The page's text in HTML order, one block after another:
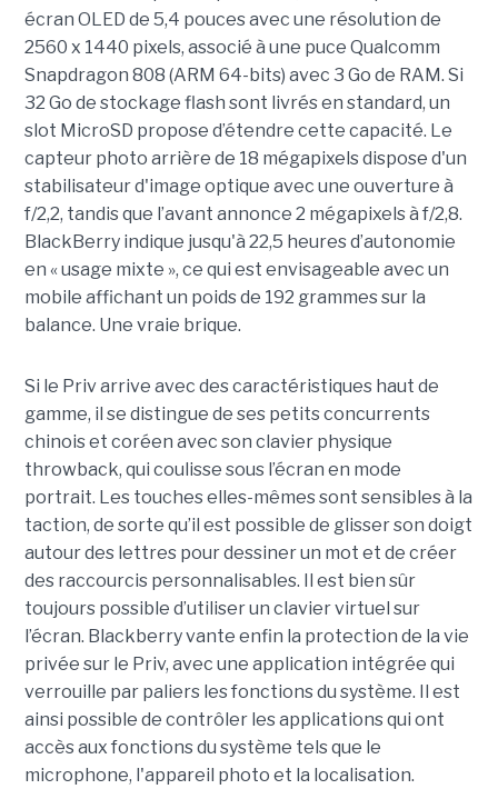
écran OLED de 5,4 pouces avec une résolution de
2560 x 1440 pixels, associé à une puce Qualcomm
Snapdragon 808 (ARM 64-bits) avec 3 Go de RAM. Si
32 Go de stockage flash sont livrés en standard, un
slot MicroSD propose d’étendre cette capacité. Le
capteur photo arrière de 18 mégapixels dispose d'un
stabilisateur d'image optique avec une ouverture à
f/2,2, tandis que l’avant annonce 2 mégapixels à f/2,8.
BlackBerry indique jusqu'à 22,5 heures d’autonomie
en « usage mixte », ce qui est envisageable avec un
mobile affichant un poids de 192 grammes sur la
balance. Une vraie brique.
Si le Priv arrive avec des caractéristiques haut de
gamme, il se distingue de ses petits concurrents
chinois et coréen avec son clavier physique
throwback, qui coulisse sous l’écran en mode
portrait. Les touches elles-mêmes sont sensibles à la
taction, de sorte qu’il est possible de glisser son doigt
autour des lettres pour dessiner un mot et de créer
des raccourcis personnalisables. Il est bien sûr
toujours possible d’utiliser un clavier virtuel sur
l’écran. Blackberry vante enfin la protection de la vie
privée sur le Priv, avec une application intégrée qui
verrouille par paliers les fonctions du système. Il est
ainsi possible de contrôler les applications qui ont
accès aux fonctions du système tels que le
microphone, l'appareil photo et la localisation.